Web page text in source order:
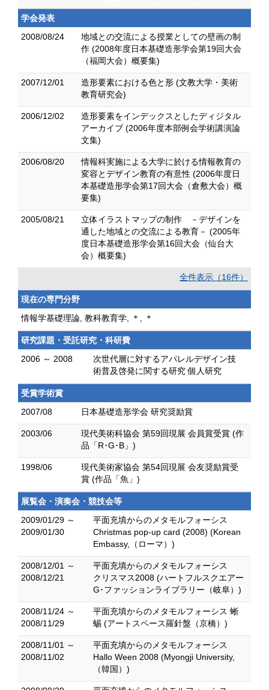
学会発表
2008/08/24
地域との交流による授業としての壁画の制
作 (2008年度日本基礎造形学会第19回大会
（福岡大会）概要集)
2007/12/01
造形要素における色と形 (文教大学・美術
教育研究会)
2006/12/02
造形要素をインデックスとしたディジタル
アーカイブ (2006年度本部例会学術講演論
文集)
2006/08/20
情報科実施による大学に於ける情報教育の
変容とデザイン教育の有意性 (2006年度日
本基礎造形学会第17回大会（倉敷大会）概
要集)
2005/08/21
立体イラストマップの制作 －デザインを
通した地域との交流による教育－ (2005年
度日本基礎造形学会第16回大会（仙台大
会）概要集)
全件表示（16件）
現在の専門分野
情報学基礎理論, 教科教育学, ＊, ＊
研究課題・受託研究・科研費
2006 ～ 2008
次世代層に対するアパレルデザイン技
術普及啓発に関する研究 個人研究
受賞学術賞
2007/08
日本基礎造形学会 研究奨励賞
2003/06
現代美術科協会 第59回現展 会員賞受賞 (作
品「R･G･B」)
1998/06
現代美術家協会 第54回現展 会友奨励賞受
賞 (作品「魚」)
展覧会・演奏会・競技会等
2009/01/29 ～
2009/01/30
平面充填からのメタモルフォーシス
Christmas pop-up card (2008) (Korean
Embassy,（ローマ）)
2008/12/01 ～
2008/12/21
平面充填からのメタモルフォーシス
クリスマス2008 (ハートフルスクエアー
G･ファッションライブラリー（岐阜）)
2008/11/24 ～
2008/11/29
平面充填からのメタモルフォーシス 蜥
蜴 (アートスペース羅針盤（京橋）)
2008/11/01 ～
2008/11/02
平面充填からのメタモルフォーシス
Hallo Ween 2008 (Myongji University,
（韓国）)